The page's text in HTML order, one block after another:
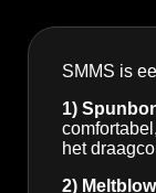
SMMS is
1)
het
2)